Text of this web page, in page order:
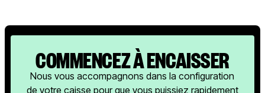
COMMENCEZ À ENCAISSER
Nous vous accompagnons dans la configuration
de votre caisse pour que vous puissiez rapidement